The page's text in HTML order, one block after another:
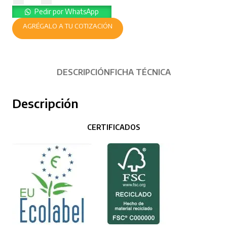
Pedir por WhatsApp
AGRÉGALO A TU COTIZACIÓN
DESCRIPCIÓNFICHA TÉCNICA
Descripción
CERTIFICADOS